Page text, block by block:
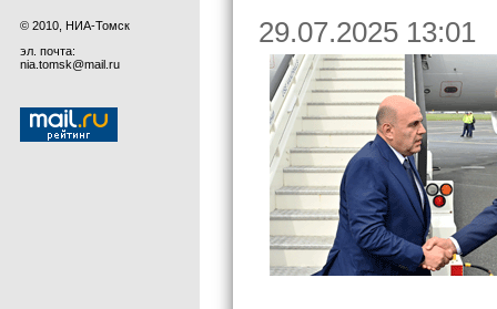
© 2010, НИА-Томск
эл. почта:
nia.tomsk@mail.ru
29.07.2025 13:01